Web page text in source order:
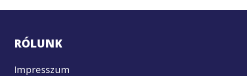
RÓLUNK
Impresszum